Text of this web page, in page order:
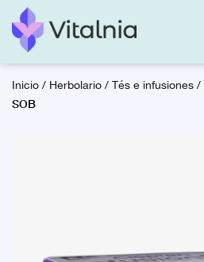
Inicio/ Herbolario/Tés e infusiones/
SOB